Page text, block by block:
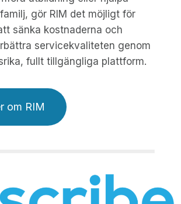
gör RIM det möjligt för
sänka kostnaderna och
servicekvaliteten genom
fullt tillgängliga plattform.
om RIM